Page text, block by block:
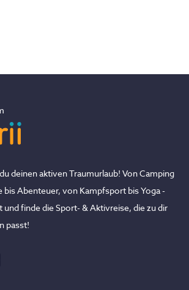
deinen aktiven Traumurlaub! Von Camping
bis Abenteuer, von Kampfsport bis Yoga -
und finde die Sport- & Aktivreise, die zu dir
passt!